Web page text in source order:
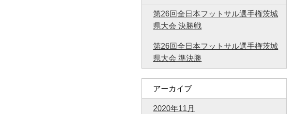
第26回全日本フットサル選手権茨城
県大会 決勝戦
第26回全日本フットサル選手権茨城
県大会 準決勝
アーカイブ
2020年11月